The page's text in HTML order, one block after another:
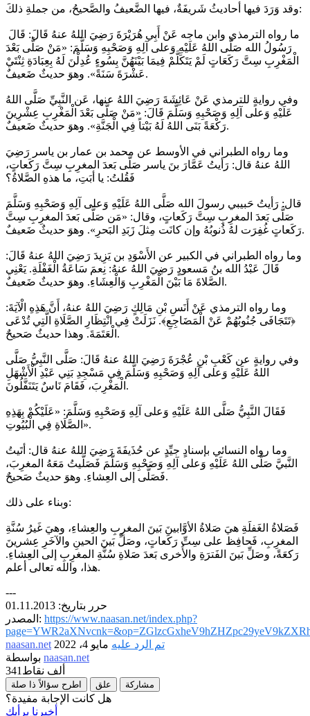
وقد وَرَدَ فيها أحاديثُ شَريفَةٌ، فيها الضَّعيفُ والصَّحيحُ، من جملةِ ذلكَ:
رَسُولُ الله صَلَّى اللهُ عَلَيْهِ وَعلى آلِهِ وَصَحْبِهِ وَسَلَّمَ: «مَنْ صَلَّى بَعْدَ
الْمَغْرِبِ سِتَّ رَكَعَاتٍ لَمْ يَتَكَلَّمْ فِيمَا بَيْنَهُنَّ بِسُوءٍ عُدِلْنَ لَهُ بِعِبَادَةِ ثِنْتَيْ
عَشْرَةَ سَنَةً». وهوَ حديثٌ ضَعيفٌ.
وفي روايةٍ للترمذي عَنْ عَائِشَةَ رَضِيَ اللهُ عنها، عَن النَّبِيِّ صَلَّى اللهُ
عَلَيْهِ وَعلى آلِهِ وَصَحْبِهِ وَسَلَّمَ قَالَ: «مَنْ صَلَّى بَعْدَ الْمَغْرِبِ عِشْرِينَ
رَكْعَةً بَنَى اللهُ لَهُ بَيْتاً فِي الْجَنَّةِ». وهوَ حديثٌ ضَعيفٌ.
وما رواه الطبراني في الأوسط عن محمد بن عمار بن ياسر رَضِيَ
اللهُ عنهُ قال: رَأيتُ عَمَّارَ بنَ ياسر صَلَّى بَعدَ المغرِبِ سِتَّ رَكَعاتٍ،
فَقُلتُ: يا أبَتِ، ما هذهِ الصَّلاةُ؟
قال: رَأيتُ حَبيبي رسولَ الله صَلَّى اللهُ عَلَيْهِ وَعلى آلِهِ وَصَحْبِهِ وَسَلَّمَ
صَلَّى بَعدَ المغرِبِ سِتَّ رَكَعاتٍ، وقال: «مَن صَلَّى بَعدَ المغرِبِ سِتَّ
رَكَعاتٍ غُفِرَت لهُ ذُنوبُهُ وإن كانَت مِثلَ زَبَدِ البَحرِ». وهوَ حديثٌ ضَعيفٌ.
وما رواه الطبراني في الكبير عن الأَسْوَدِ بن يَزِيدَ رَضِيَ اللهُ عنهُ قَالَ:
قَالَ عَبْدُ الله بنُ مَسعودٍ رَضِيَ اللهُ عنهُ: نِعمَ سَاعَةُ الْغَفْلَةِ. يَعْنِي
الصَّلاةَ مَا بَيْنَ الْمَغْرِبِ وَالْعِشَاءِ. وهوَ حديثٌ ضَعيفٌ.
وما رواه الترمذي عَنْ أَنَسِ بْنِ مَالِكٍ رَضِيَ اللهُ عنهُ، أَنَّ هَذِهِ الْآيَةَ:
﴿تَتَجَافَى جُنُوبُهُمْ عَنْ الْمَضَاجِعِ﴾. نَزَلَتْ فِي انْتِظَارِ الصَّلَاةِ الَّتِي تُدْعَى
الْعَتَمَةَ. وهذا حديثٌ صَحيحٌ.
وفي روايةٍ عن كَعْبِ بْنِ عُجْرَةَ رَضِيَ اللهُ عنهُ قَالَ: صَلَّى النَّبِيُّ صَلَّى
اللهُ عَلَيْهِ وَعلى آلِهِ وَصَحْبِهِ وَسَلَّمَ فِي مَسْجِدِ بَنِي عَبْدِ الْأَشْهَلِ
الْمَغْرِبَ، فَقَامَ نَاسٌ يَتَنَفَّلُونَ.
فَقَالَ النَّبِيُّ صَلَّى اللهُ عَلَيْهِ وَعلى آلِهِ وَصَحْبِهِ وَسَلَّمَ: «عَلَيْكُمْ بِهَذِهِ
الصَّلَاةِ فِي الْبُيُوتِ».
وما رواه النسائي بإسنادٍ جيِّدٍ عن حُذَيفَةَ رَضِيَ اللهُ عنهُ قال: أتَيتُ
النَّبيَّ صَلَّى اللهُ عَلَيْهِ وَعلى آلِهِ وَصَحْبِهِ وَسَلَّمَ فَصَلَّيتُ مَعَهُ المغرِبَ،
فَصَلَّى إلى العِشاءِ. وهوَ حديثٌ صَحيحٌ.
وبناء على ذلك:
فَصَلاةُ الغَفلَةِ هيَ صَلاةُ الأوَّابينَ بَينَ المغرِبِ والعِشاءِ، وهيَ غَيرُ سُنَّةِ
المغرِبِ، فَحافِظ على سِتِّ رَكَعاتٍ، وصَلِّ بَينَ الحينِ والآخَرِ عِشرينَ
رَكعَةً، وصَلِّ بَينَ الفَترَةِ والأُخرى بَعدَ صَلاةِ سُنَّةِ المغرِبِ إلى العِشاءِ.
هذا، والله تعالى أعلم.
---
حرر بتاريخ: 01.11.2013
المصدر: https://www.naasan.net/index.php?
naasan.net
تم الرد عليه مايو 4، 2022
naasan.net
341ألف نقاط
اطرح سؤالاً ذا صلة علق مشاركة
هل كانت الإجابة مفيدة؟
أخبرنا برأيك